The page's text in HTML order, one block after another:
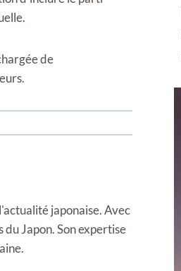
de
japonaise. Avec
Japon. Son expertise